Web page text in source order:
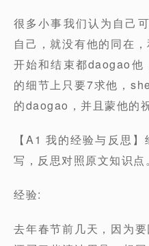
很多小事我们认为自己
自己，就没有他的同在
开始和结束都daogao他
的细节上只要7求他，
的daogao，并且蒙他的
【A1 我的经验与反思
写，反思对照原文知识点。
经验:
去年春节前几天，因为